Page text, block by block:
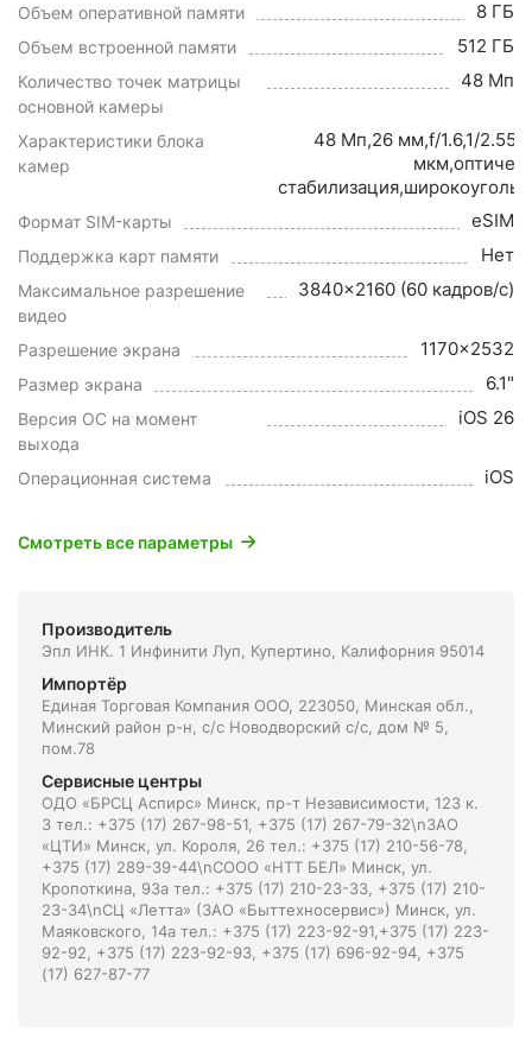
Объем оперативной памяти 8 ГБ
Объем встроенной памяти 512 ГБ
Количество точек матрицы
основной камеры
48 Мп
Характеристики блока
камер
48 Мп,26 мм,f/1.6,1/
Формат SIM-карты eSIM
Поддержка карт памяти Нет
Максимальное разрешение
видео
3840x2160 (60 кадров/с)
Разрешение экрана 1170x2532
Размер экрана 6.1"
Версия ОС на момент
выхода
iOS 26
Операционная система iOS
Смотреть все параметры
Производитель
Эпл ИНК. 1 Инфинити Луп, Купертино, Калифорния 95014
Импортёр
Единая Торговая Компания ООО, 223050, Минская обл.,
Минский район р-н, с/с Новодворский с/с, дом № 5,
пом.78
Сервисные центры
ОДО «БРСЦ Аспирс» Минск, пр-т Независимости, 123 к.
3 тел.: +375 (17) 267-98-51, +375 (17) 267-79-32\nЗАО
«ЦТИ» Минск, ул. Короля, 26 тел.: +375 (17) 210-56-78,
+375 (17) 289-39-44\nСООО «НТТ БЕЛ» Минск, ул.
Кропоткина, 93а тел.: +375 (17) 210-23-33, +375 (17) 210-
23-34\nСЦ «Летта» (ЗАО «Быттехносервис») Минск, ул.
Маяковского, 14а тел.: +375 (17) 223-92-91,+375 (17) 223-
92-92, +375 (17) 223-92-93, +375 (17) 696-92-94, +375
(17) 627-87-77